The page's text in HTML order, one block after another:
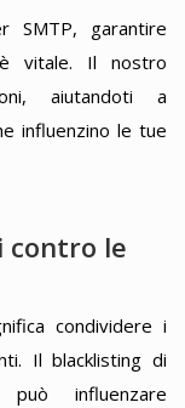
SMTP, garantire
è vitale. Il nostro
aiutandoti a
influenzino le tue
contro le
condividere i
Il blacklisting di
influenzare